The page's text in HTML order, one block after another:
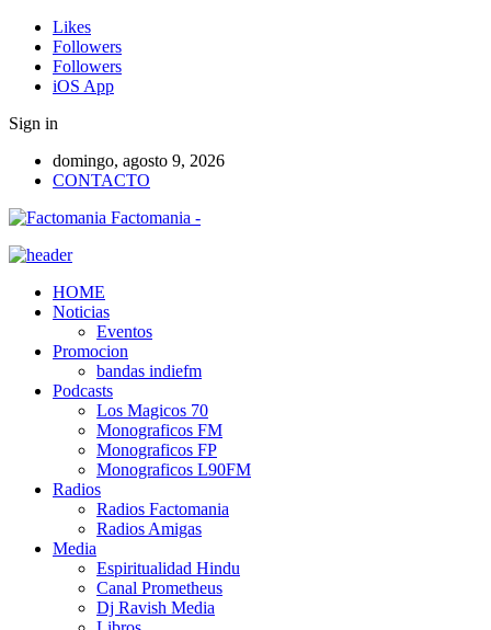
Likes
Followers
Followers
iOS App
Sign in
domingo, agosto 9, 2026
CONTACTO
Factomania -
HOME
Noticias
Eventos
Promocion
bandas indiefm
Podcasts
Los Magicos 70
Monograficos FM
Monograficos FP
Monograficos L90FM
Radios
Radios Factomania
Radios Amigas
Media
Espiritualidad Hindu
Canal Prometheus
Dj Ravish Media